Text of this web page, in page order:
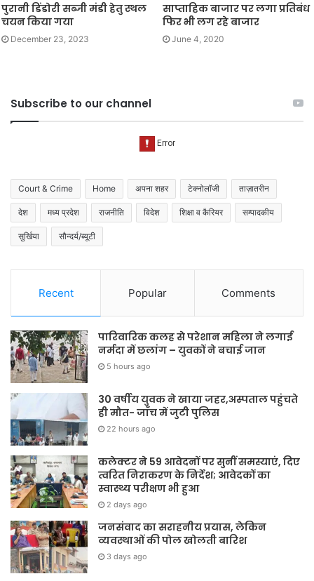
पुरानी डिंडोरी सब्जी मंडी हेतु स्थल
चयन किया गया
December 23, 2023
साप्ताहिक बाजार पर लगा प्रतिबंध
फिर भी लग रहे बाजार
June 4, 2020
Subscribe to our channel
Court & Crime Home अपना शहर टेक्नोलॉजी ताज़ातरीन
देश मध्य प्रदेश राजनीति विदेश शिक्षा व कैरियर सम्पादकीय
सुर्खिया सौन्दर्य/ब्यूटी
Recent Popular Comments
पारिवारिक कलह से परेशान महिला ने लगाई
नर्मदा में छलांग – युवकों ने बचाई जान
5 hours ago
30 वर्षीय युवक ने खाया जहर,अस्पताल पहुंचते
ही मौत- जाँच में जुटी पुलिस
22 hours ago
कलेक्टर ने 59 आवेदनों पर सुनीं समस्याएं, दिए
त्वरित निराकरण के निर्देश; आवेदकों का
स्वास्थ्य परीक्षण भी हुआ
2 days ago
जनसंवाद का सराहनीय प्रयास, लेकिन
व्यवस्थाओं की पोल खोलती बारिश
3 days ago